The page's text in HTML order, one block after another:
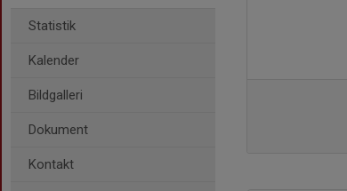
Statistik
Kalender
Bildgalleri
Dokument
Kontakt